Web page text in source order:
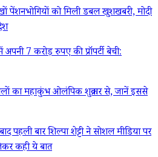
को मिली डबल खुशखबरी, मोदी
7 करोड़ रुपए की प्रॉपर्टी बेची:
महाकुंभ ओलंपिक शुक्रवार से, जानें इससे
पहली बार शिल्पा शेट्टी ने सोशल मीडिया पर
कही ये बात